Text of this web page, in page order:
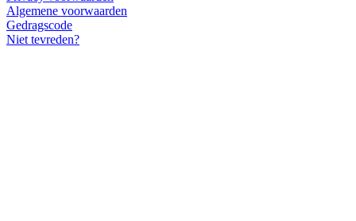
Algemene voorwaarden
Gedragscode
Niet tevreden?